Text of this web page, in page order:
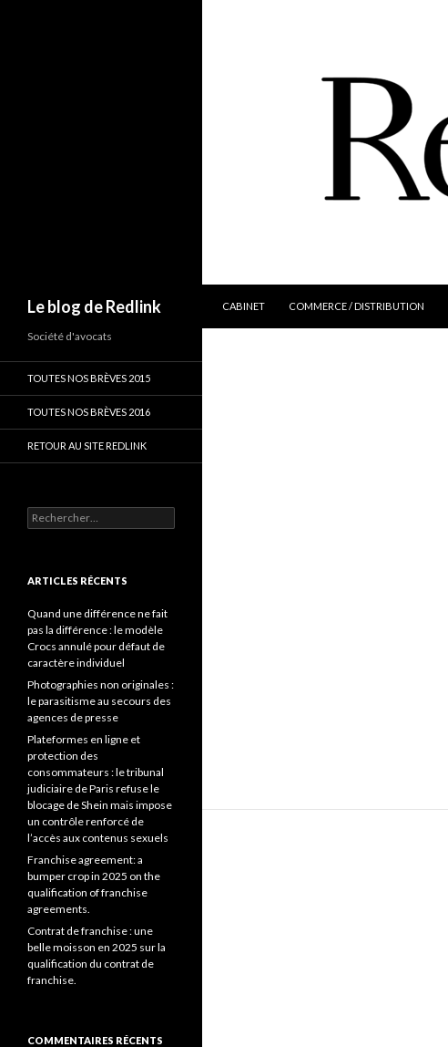
Le blog de Redlink
CABINET
COMMERCE / DISTRIBUTION
Société d'avocats
TOUTES NOS BRÈVES 2015
TOUTES NOS BRÈVES 2016
RETOUR AU SITE REDLINK
Rechercher :
ARTICLES RÉCENTS
Quand une différence ne fait
pas la différence : le modèle
Crocs annulé pour défaut de
caractère individuel
Photographies non originales :
le parasitisme au secours des
agences de presse
Plateformes en ligne et
protection des
consommateurs : le tribunal
judiciaire de Paris refuse le
blocage de Shein mais impose
un contrôle renforcé de
l’accès aux contenus sexuels
Franchise agreement: a
bumper crop in 2025 on the
qualification of franchise
agreements.
Contrat de franchise : une
belle moisson en 2025 sur la
qualification du contrat de
franchise.
COMMENTAIRES RÉCENTS